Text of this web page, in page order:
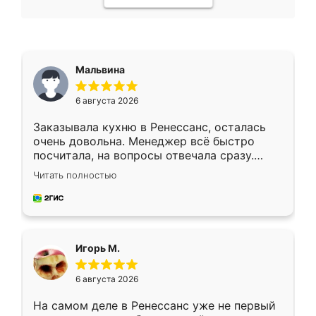
Мальвина
6 августа 2026
Заказывала кухню в Ренессанс, осталась
очень довольна. Менеджер всё быстро
посчитала, на вопросы отвечала сразу.
Замерщик приехал в субботу, подошёл к
делу со всей ответственностью. Собрали
за день, ребята работали аккуратно, даже
Читать полностью
Игорь М.
6 августа 2026
На самом деле в Ренессанс уже не первый